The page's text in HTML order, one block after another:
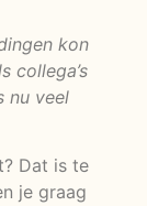
kon
collega’s
nu veel
Dat is te
je graag